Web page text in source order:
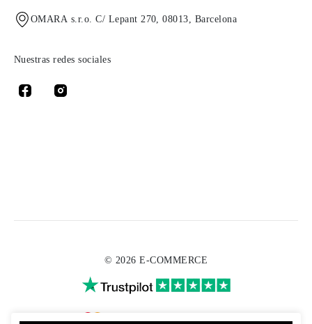
OMARA s.r.o. C/ Lepant 270, 08013, Barcelona
Nuestras redes sociales
© 2026 E-COMMERCE